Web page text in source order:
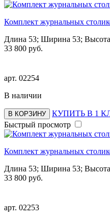
Комплект журнальных
Длина 53; Ширина 53;
33 800 руб.
арт. 02254
В наличии
В КОРЗИНУ
КУПИТЬ В 1
Быстрый просмотр
Комплект журнальных
Длина 53; Ширина 53;
33 800 руб.
арт. 02253